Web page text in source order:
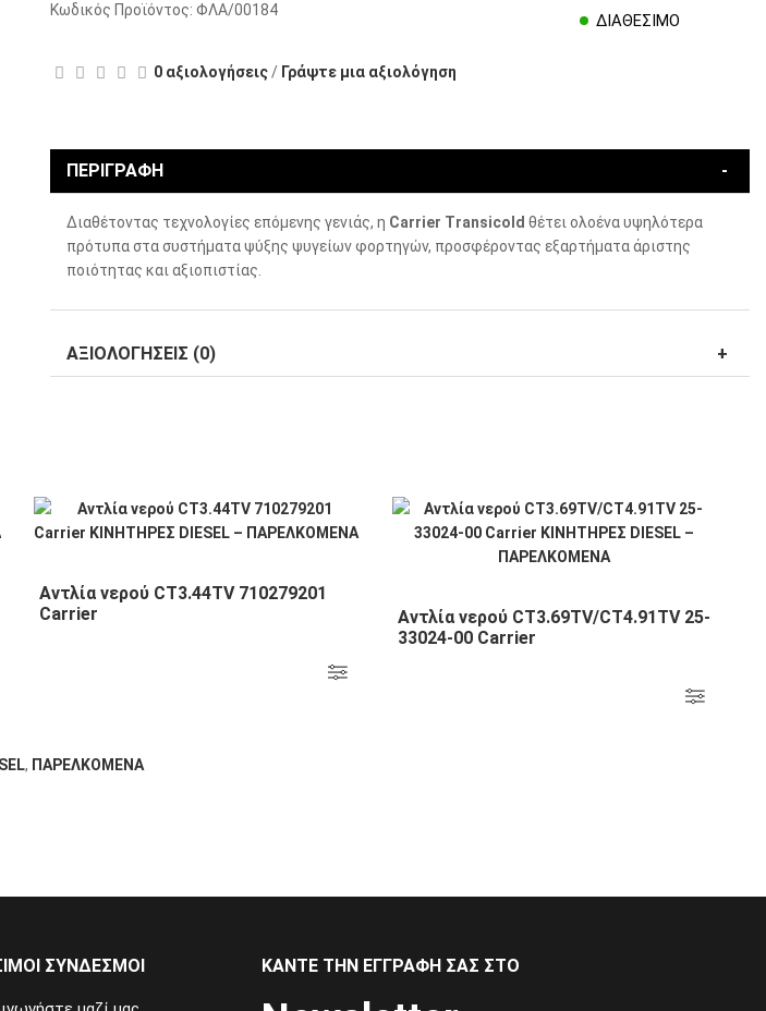
Κωδικός Προϊόντος: ΦΛΑ/00184
ΔΙΑΘΕΣΙΜΟ
0 αξιολογήσεις/ Γράψτε μια αξιολόγηση
ΠΕΡΙΓΡΑΦΗ
Διαθέτοντας τεχνολογίες επόμενης γενιάς, η Carrier Transicold θέτει ολοένα υψηλότερα
πρότυπα στα συστήματα ψύξης ψυγείων φορτηγών, προσφέροντας εξαρτήματα άριστης
ποιότητας και αξιοπιστίας.
ΑΞΙΟΛΟΓΗΣΕΙΣ (0)
Αντλία νερού CT3.44TV 710279201
Carrier
Αντλία νερού CT3.69TV/CT4.91TV 25-
33024-00 Carrier
, ΠΑΡΕΛΚΟΜΕΝΑ
ΣΥΝΔΕΣΜΟΙ ΚΑΝΤΕ ΤΗΝ ΕΓΓΡΑΦΗ ΣΑΣ ΣΤΟ